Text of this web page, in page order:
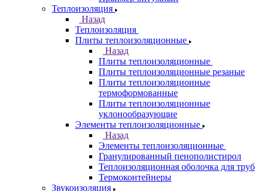
Теплоизоляция
Назад
Теплоизоляция
Плиты теплоизоляционные
Назад
Плиты теплоизоляционные
Плиты теплоизоляционные резаные
Плиты теплоизоляционные
термоформованные
Плиты теплоизоляционные
уклонообразующие
Элементы теплоизоляционные
Назад
Элементы теплоизоляционные
Гранулированный пенополистирол
Теплоизоляционная оболочка для труб
Термоконтейнеры
Звукоизоляция